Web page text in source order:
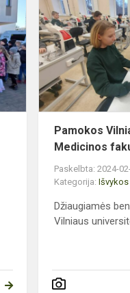
antrokai
–
sekliai
bibliotekoje
Pamokos
Medicinos
Paskelbta: 2024-
Kategorija:Išvykos
Džiaugiamės
Vilniaus